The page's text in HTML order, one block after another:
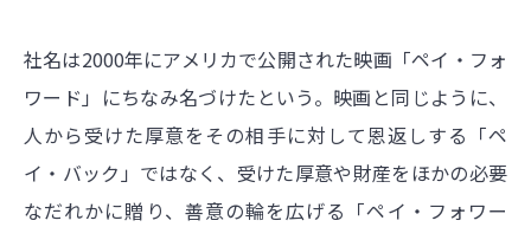
社名は2000年にアメリカで公開された映画「ペイ・フォ
ワード」にちなみ名づけたという。映画と同じように、
人から受けた厚意をその相手に対して恩返しする「ペ
イ・バック」ではなく、受けた厚意や財産をほかの必要
なだれかに贈り、善意の輪を広げる「ペイ・フォワー